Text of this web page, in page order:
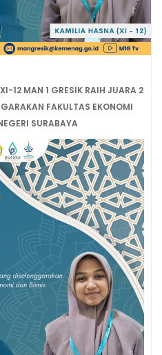
12 MAN 1 GRESIK RAIH JUARA 2
FAKULTAS EKONOMI
SURABAYA